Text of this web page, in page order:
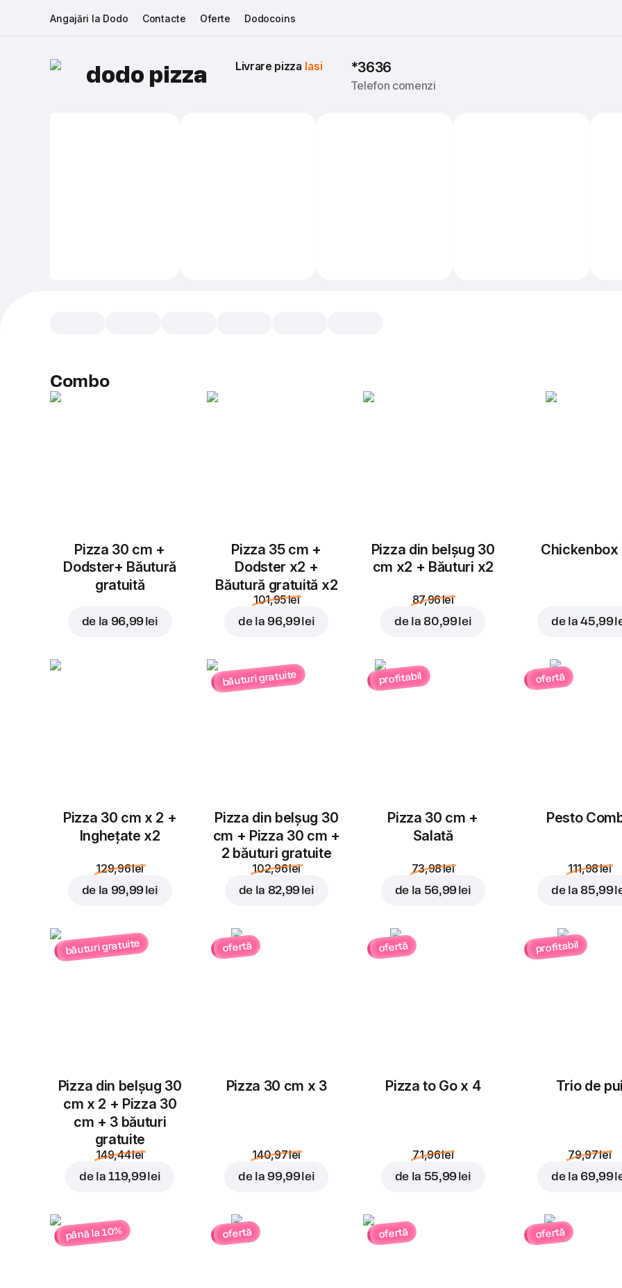
Angajări la Dodo Contacte Oferte Dodocoins
dodo pizza Livrare pizza Iasi *3636
Telefon comenzi
la cuptor! Asezonați
Personalizează
În coș
Combo
Pizza 30 cm +
Dodster+ Băutură
gratuită
de la 96,99 lei
Pizza 35 cm +
Dodster x2 +
Băutură gratuită x2
101,95 lei
de la 96,99 lei
Pizza din belșug 30
cm x2 + Băuturi x2
87,96 lei
de la 80,99 lei
Chickenbox
de la45,99
Pizza 30 cm x 2 +
Inghețate x2
129,96 lei
de la 99,99 lei
băuturi gratuite
Pizza din belșug 30
cm + Pizza 30 cm +
2 băuturi gratuite
102,96 lei
de la 82,99 lei
profitabil
Pizza 30 cm +
Salată
73,98 lei
de la 56,99 lei
ofertă
Pesto
111,98 lei
de la 85,99
băuturi gratuite
Pizza din belșug 30
cm x 2 + Pizza 30
cm + 3 băuturi
gratuite
149,44 lei
de la119,99 lei
ofertă
Pizza 30 cm x 3
140,97 lei
de la 99,99 lei
ofertă
Pizza to Go x 4
71,96 lei
de la 55,99 lei
profitabil
Trio de
79,97 lei
de la 69,99
până la 10% ofertă ofertă ofertă